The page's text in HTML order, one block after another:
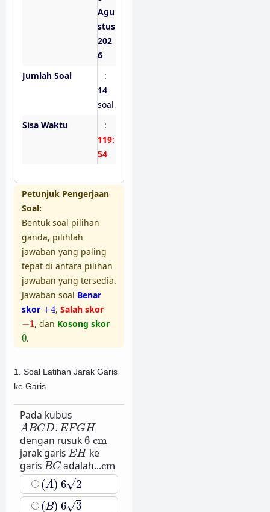
Agu
stus
202
6
Jumlah Soal
:
14
soal
Sisa Waktu
:
119:
53
Petunjuk Pengerjaan
Soal:
Bentuk soal pilihan
ganda, pilihlah
jawaban yang paling
tepat di antara pilihan
jawaban yang tersedia.
Jawaban soal Benar
skor +4
+ 4, Salah skor
−1
1 , dan Kosong skor
0
0.
1. Soal Latihan Jarak Garis
ke Garis
Pada kubus
ABCD. EFGH
ABCD.EFGH
dengan rusuk6 cm
6cm
jarak garis EH
EH ke
garis BC
BCadalah...cm
cm
(A) 6√2
(A)62
(B) 6√3
(B)63